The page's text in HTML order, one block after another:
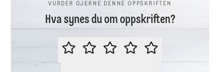
VURDER GJERNE DENNE OPPSKRIFTEN
Hva synes du om oppskriften?
VURDER GJERNE DENNE